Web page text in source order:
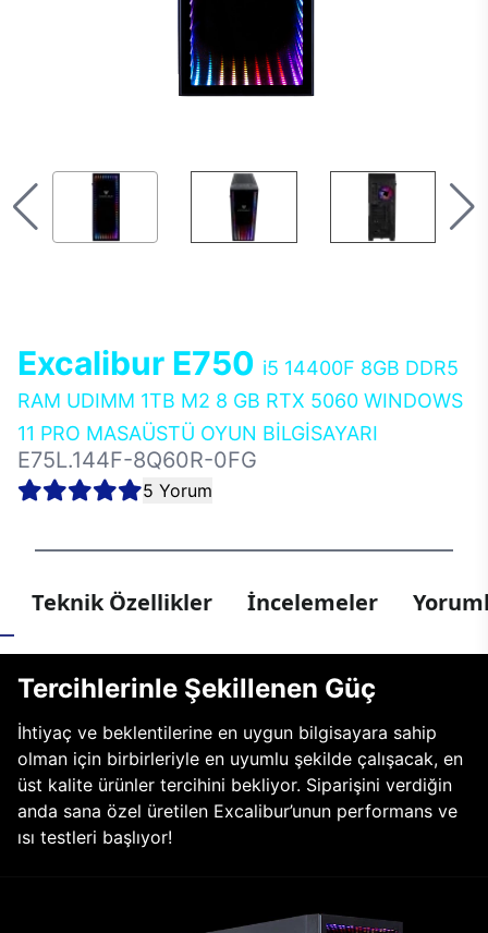
Excalibur E750 i5 14400F 8GB DDR5
RAM UDIMM 1TB M2 8 GB RTX 5060 WINDOWS
11 PRO MASAÜSTÜ OYUN BİLGİSAYARI
E75L.144F-8Q60R-0FG
5 Yorum
Teknik Özellikler İncelemeler
Tercihlerinle Şekillenen Güç
İhtiyaç ve beklentilerine en uygun bilgisayara sahip
olman için birbirleriyle en uyumlu şekilde çalışacak, en
üst kalite ürünler tercihini bekliyor. Siparişini verdiğin
anda sana özel üretilen Excalibur’unun performans ve
ısı testleri başlıyor!